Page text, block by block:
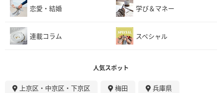
恋愛・結婚 学び＆マネー
連載コラム スペシャル
人気スポット
上京区・中京区・下京区 梅田 兵庫県